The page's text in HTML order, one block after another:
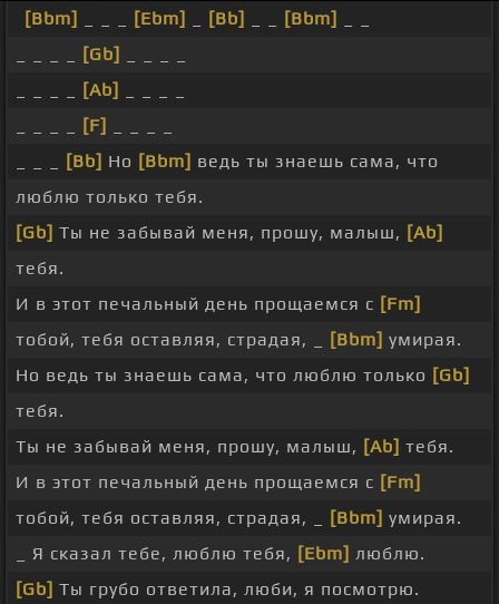
[Bbm] [Ebm] [Bb] [Bbm]
[Gb]
[Ab]
[F]
[Bb] Но [Bbm] ведь ты знаешь сама, что
люблю только тебя.
[Gb] Ты не забывай меня, прошу, малыш, [Ab]
тебя.
И в этот печальный день прощаемся с [Fm]
тобой, тебя оставляя, страдая, _
[Bbm] умирая.
Но ведь ты знаешь сама, что люблю только [Gb]
тебя.
Ты не забывай меня, прошу, малыш, [Ab] тебя.
И в этот печальный день прощаемся с [Fm]
тобой, тебя оставляя, страдая, _
[Bbm] умирая.
_ Я сказал тебе, люблю тебя, [Ebm] люблю.
[Gb] Ты грубо ответила, люби, я посмотрю.